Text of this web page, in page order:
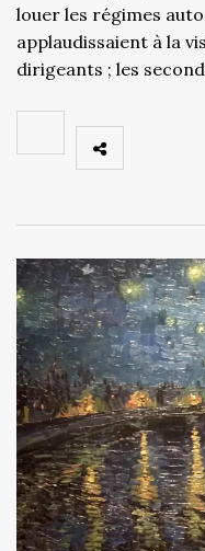
louer les régimes
applaudissaient à la
dirigeants ; les